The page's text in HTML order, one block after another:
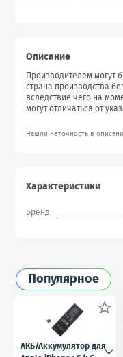
Описание
Производителем могут
страна производства
вследствие чего на
могут отличаться от
Нашли неточность в
Характеристики
Бренд
Популярное

АКБ/Аккумулятор для